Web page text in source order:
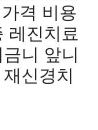
격 비용
레진치료
니 앞니
신경치